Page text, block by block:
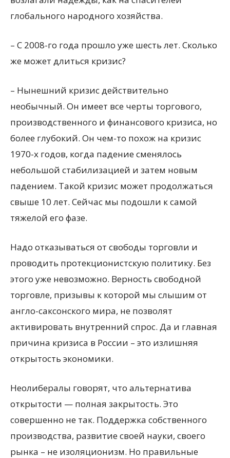
глобального народного хозяйства.
– С 2008-го года прошло уже шесть лет. Сколько
же может длиться кризис?
– Нынешний кризис действительно
необычный. Он имеет все черты торгового,
производственного и финансового кризиса, но
более глубокий. Он чем-то похож на кризис
1970-х годов, когда падение сменялось
небольшой стабилизацией и затем новым
падением. Такой кризис может продолжаться
свыше 10 лет. Сейчас мы подошли к самой
тяжелой его фазе.
Надо отказываться от свободы торговли и
проводить протекционистскую политику. Без
этого уже невозможно. Верность свободной
торговле, призывы к которой мы слышим от
англо-саксонского мира, не позволят
активировать внутренний спрос. Да и главная
причина кризиса в России – это излишняя
открытость экономики.
Неолибералы говорят, что альтернатива
открытости — полная закрытость. Это
совершенно не так. Поддержка собственного
производства, развитие своей науки, своего
рынка – не изоляционизм. Но правильные